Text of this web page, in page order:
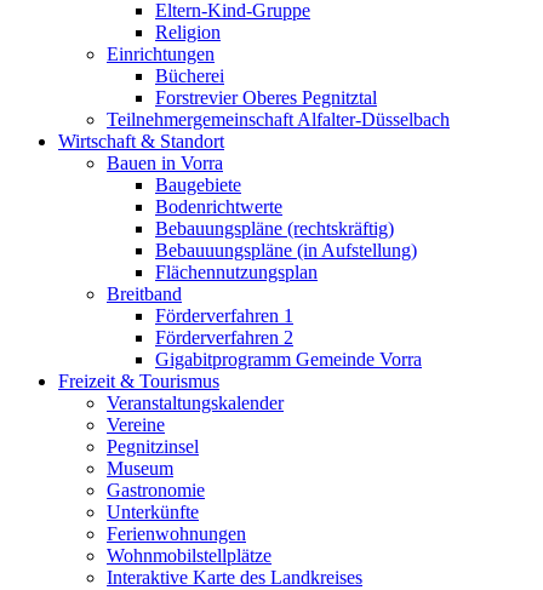
Eltern-Kind-Gruppe
Religion
Einrichtungen
Bücherei
Forstrevier Oberes Pegnitztal
Teilnehmergemeinschaft Alfalter-Düsselbach
Wirtschaft & Standort
Bauen in Vorra
Baugebiete
Bodenrichtwerte
Bebauungspläne (rechtskräftig)
Bebauuungspläne (in Aufstellung)
Flächennutzungsplan
Breitband
Förderverfahren 1
Förderverfahren 2
Gigabitprogramm Gemeinde Vorra
Freizeit & Tourismus
Veranstaltungskalender
Vereine
Pegnitzinsel
Museum
Gastronomie
Unterkünfte
Ferienwohnungen
Wohnmobilstellplätze
Interaktive Karte des Landkreises